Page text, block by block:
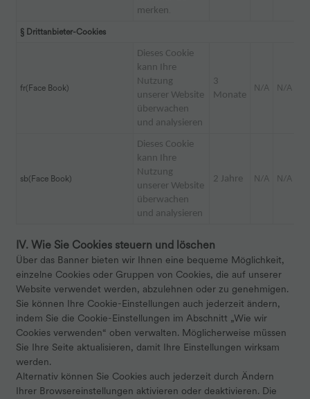
merken.
§ Drittanbieter-Cookies
fr(Face Book)
Dieses Cookie
kann Ihre
Nutzung
unserer Website
überwachen
und analysieren
3
Monate
N/A N/A
sb(Face Book)
Dieses Cookie
kann Ihre
Nutzung
unserer Website
überwachen
und analysieren
2 Jahre N/A N/A
IV. Wie Sie Cookies steuern und löschen
Über das Banner bieten wir Ihnen eine bequeme Möglichkeit,
einzelne Cookies oder Gruppen von Cookies, die auf unserer
Website verwendet werden, abzulehnen oder zu genehmigen.
Sie können Ihre Cookie-Einstellungen auch jederzeit ändern,
indem Sie die Cookie-Einstellungen im Abschnitt „Wie wir
Cookies verwenden“ oben verwalten. Möglicherweise müssen
Sie Ihre Seite aktualisieren, damit Ihre Einstellungen wirksam
werden.
Alternativ können Sie Cookies auch jederzeit durch Ändern
Ihrer Browsereinstellungen aktivieren oder deaktivieren. Die